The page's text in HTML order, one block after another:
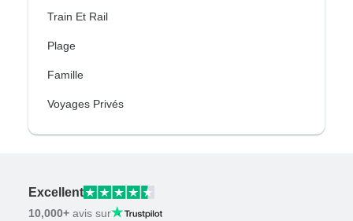
Train Et Rail
Plage
Famille
Voyages Privés
Excellent
10,000+ avis sur